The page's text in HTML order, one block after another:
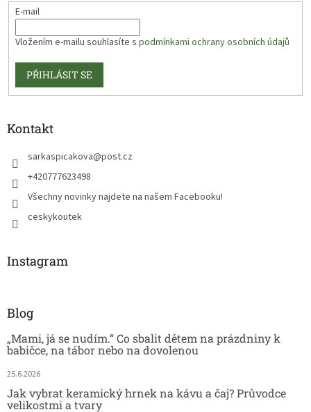
E-mail
Vložením e-mailu souhlasíte s podmínkami ochrany osobních údajů
PŘIHLÁSIT SE
Kontakt
sarkaspicakova@post.cz
+420777623498
Všechny novinky najdete na našem Facebooku!
ceskykoutek
Instagram
Blog
„Mami, já se nudím.“ Co sbalit dětem na prázdniny k
babičce, na tábor nebo na dovolenou
25.6.2026
Jak vybrat keramický hrnek na kávu a čaj? Průvodce
velikostmi a tvary